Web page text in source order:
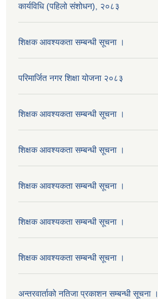
कार्यविधि (पहिलो संशोधन), २०८३
शिक्षक आवश्यकता सम्बन्धी सूचना ।
परिमार्जित नगर शिक्षा योजना २०८३
शिक्षक आवश्यकता सम्बन्धी सूचना ।
शिक्षक आवश्यकता सम्बन्धी सूचना ।
शिक्षक आवश्यकता सम्बन्धी सूचना ।
शिक्षक आवश्यकता सम्बन्धी सूचना ।
शिक्षक आवश्यकता सम्बन्धी सूचना ।
अन्तरवार्ताको नतिजा प्रकाशन सम्बन्धी सूचना ।